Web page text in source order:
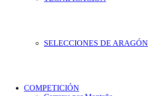
SELECCIONES DE ARAGÓN
COMPETICIÓN